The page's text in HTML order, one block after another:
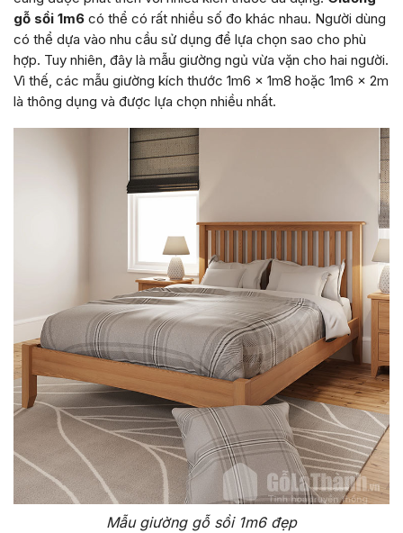
gỗ sồi 1m6 có thể có rất nhiều số đo khác nhau. Người dùng
có thể dựa vào nhu cầu sử dụng để lựa chọn sao cho phù
hợp. Tuy nhiên, đây là mẫu giường ngủ vừa vặn cho hai người.
Vì thế, các mẫu giường kích thước 1m6 x 1m8 hoặc 1m6 x 2m
là thông dụng và được lựa chọn nhiều nhất.
Mẫu giường gỗ sồi 1m6 đẹp